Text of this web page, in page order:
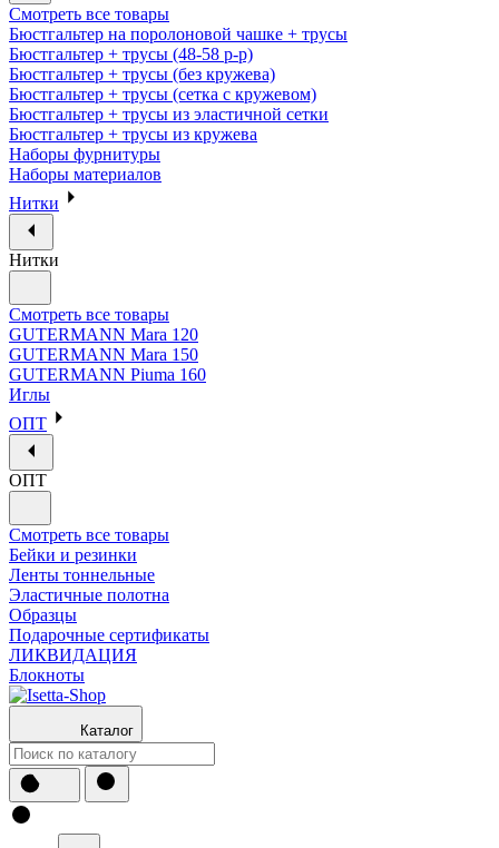
Смотреть все товары
Бюстгальтер на поролоновой чашке + трусы
Бюстгальтер + трусы (48-58 р-р)
Бюстгальтер + трусы (без кружева)
Бюстгальтер + трусы (сетка с кружевом)
Бюстгальтер + трусы из эластичной сетки
Бюстгальтер + трусы из кружева
Наборы фурнитуры
Наборы материалов
Нитки
Нитки
Смотреть все товары
GUTERMANN Mara 120
GUTERMANN Mara 150
GUTERMANN Piuma 160
Иглы
ОПТ
ОПТ
Смотреть все товары
Бейки и резинки
Ленты тоннельные
Эластичные полотна
Образцы
Подарочные сертификаты
ЛИКВИДАЦИЯ
Блокноты
Каталог